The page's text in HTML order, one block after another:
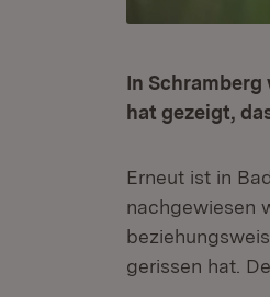
In
hat gezeigt,
Erneut ist in
nachgewiesen
gerissen hat.